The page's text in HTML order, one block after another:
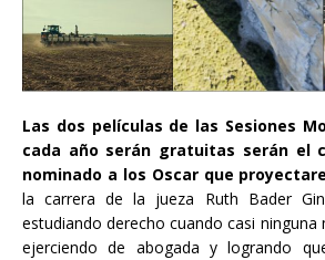
Las dos películas de las Sesiones
cada año serán gratuitas serán el
nominado a los Oscar que
la carrera de la jueza Ruth Bader
estudiando derecho cuando casi ninguna
ejerciendo de abogada y logrando